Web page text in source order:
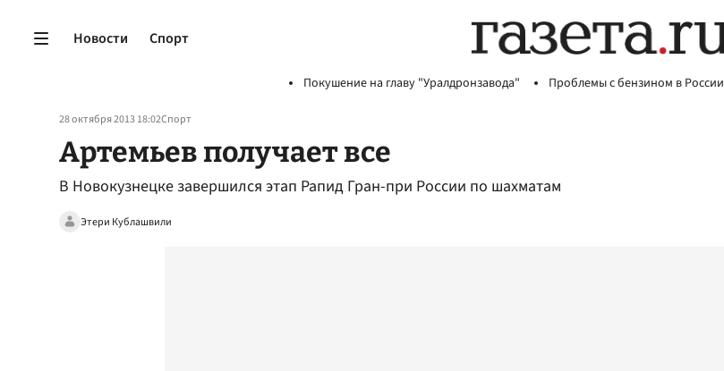
Новости Спорт
Покушение на главу "Уралдронзавода" Проблемы с бензином в России
28 октября 2013 18:02Спорт
Артемьев получает все
В Новокузнецке завершился этап Рапид Гран-при России по шахматам
Этери Кублашвили